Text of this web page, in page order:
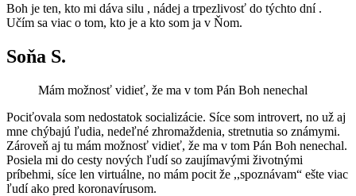
Boh je ten, kto mi dáva silu , nádej a trpezlivosť do týchto dní .
Učím sa viac o tom, kto je a kto som ja v Ňom.
Soňa S.
Mám možnosť vidieť, že ma v tom Pán Boh nenechal
Pociťovala som nedostatok socializácie. Síce som introvert, no už aj
mne chýbajú ľudia, nedeľné zhromaždenia, stretnutia so známymi.
Zároveň aj tu mám možnosť vidieť, že ma v tom Pán Boh nenechal.
Posiela mi do cesty nových ľudí so zaujímavými životnými
príbehmi, síce len virtuálne, no mám pocit že ,,spoznávam“ ešte viac
ľudí ako pred koronavírusom.